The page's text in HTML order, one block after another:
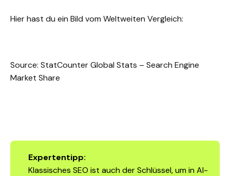
Hier hast du ein Bild vom Weltweiten Vergleich:
Source: StatCounter Global Stats – Search Engine
Market Share
Expertentipp:
Klassisches SEO ist auch der Schlüssel, um in AI-